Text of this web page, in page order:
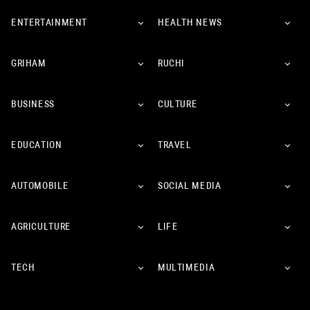
ENTERTAINMENT HEALTH NEWS
GRIHAM RUCHI
BUSINESS CULTURE
EDUCATION TRAVEL
AUTOMOBILE SOCIAL MEDIA
AGRICULTURE LIFE
TECH MULTIMEDIA